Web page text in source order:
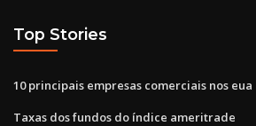
Top Stories
10 principais empresas comerciais nos eua
Taxas dos fundos do índice ameritrade